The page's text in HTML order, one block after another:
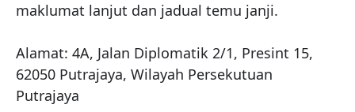
maklumat lanjut dan jadual temu janji.
Alamat: 4A, Jalan Diplomatik 2/1, Presint 15,
62050 Putrajaya, Wilayah Persekutuan
Putrajaya